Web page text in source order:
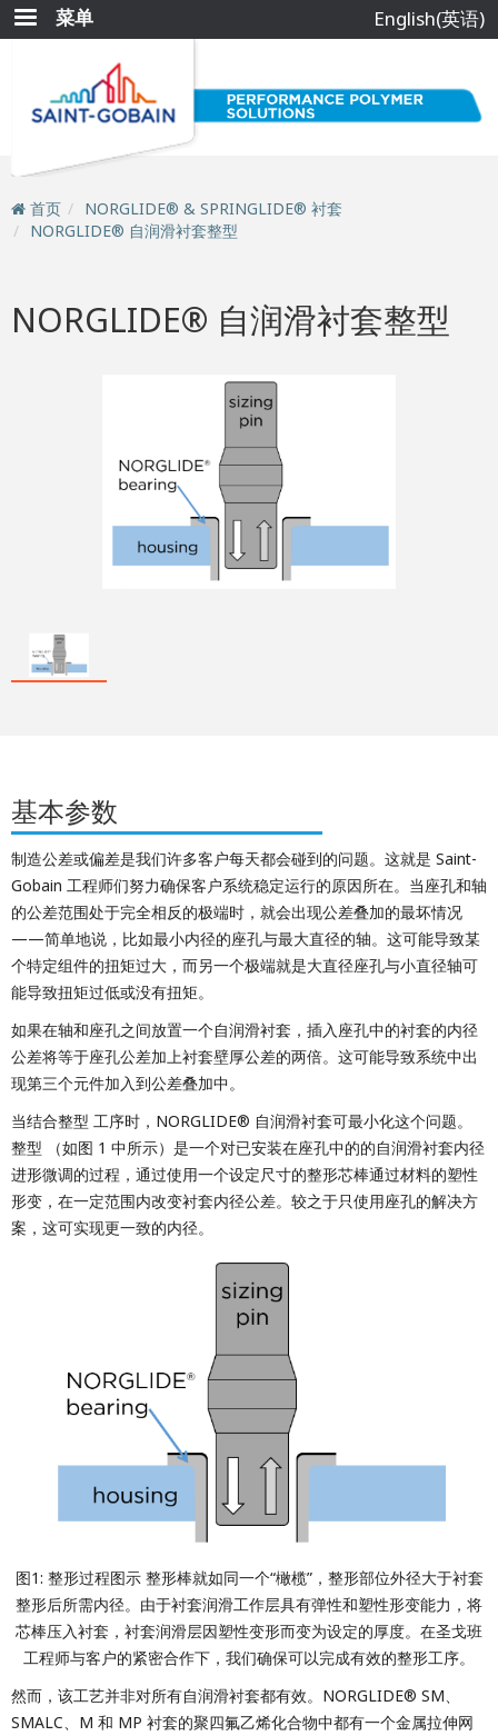
跳
转
菜单 English(英语)
首页
NORGLIDE® & SPRINGLIDE® 衬套
NORGLIDE® 自润滑衬套整型
NORGLIDE® 自润滑衬套整型
基本参数
制造公差或偏差是我们许多客户每天都会碰到的问题。这就是 Saint-
Gobain 工程师们努力确保客户系统稳定运行的原因所在。当座孔和轴
的公差范围处于完全相反的极端时，就会出现公差叠加的最坏情况
——简单地说，比如最小内径的座孔与最大直径的轴。这可能导致某
个特定组件的扭矩过大，而另一个极端就是大直径座孔与小直径轴可
能导致扭矩过低或没有扭矩。
如果在轴和座孔之间放置一个自润滑衬套，插入座孔中的衬套的内径
公差将等于座孔公差加上衬套壁厚公差的两倍。这可能导致系统中出
现第三个元件加入到公差叠加中。
当结合整型 工序时，NORGLIDE® 自润滑衬套可最小化这个问题。
整型 （如图 1 中所示）是一个对已安装在座孔中的的自润滑衬套内径
进形微调的过程，通过使用一个设定尺寸的整形芯棒通过材料的塑性
形变，在一定范围内改变衬套内径公差。较之于只使用座孔的解决方
案，这可实现更一致的内径。
图1: 整形过程图示 整形棒就如同一个“橄榄”，整形部位外径大于衬套
整形后所需内径。由于衬套润滑工作层具有弹性和塑性形变能力，将
芯棒压入衬套，衬套润滑层因塑性变形而变为设定的厚度。在圣戈班
工程师与客户的紧密合作下，我们确保可以完成有效的整形工序。
然而，该工艺并非对所有自润滑衬套都有效。NORGLIDE® SM、
SMALC、M 和 MP 衬套的聚四氟乙烯化合物中都有一个金属拉伸网